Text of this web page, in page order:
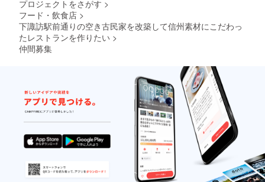
プロジェクトをさがす >
フード・飲食店 >
下諏訪駅前通りの空き古民家を改築して信州素材にこだわっ
たレストランを作りたい >
仲間募集